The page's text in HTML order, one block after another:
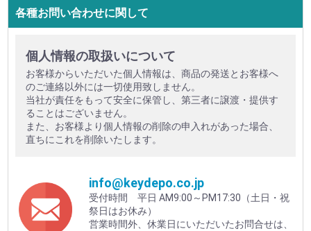
各種お問い合わせに関して
個人情報の取扱いについて
お客様からいただいた個人情報は、商品の発送とお客様へ
のご連絡以外には一切使用致しません。
当社が責任をもって安全に保管し、第三者に譲渡・提供す
ることはございません。
また、お客様より個人情報の削除の申入れがあった場合、
直ちにこれを削除いたします。
info@keydepo.co.jp
受付時間 平日 AM9:00～PM17:30（土日・祝
祭日はお休み）
営業時間外、休業日にいただいたお問合せは、